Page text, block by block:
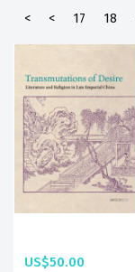
<
< 17 18
US$50.00